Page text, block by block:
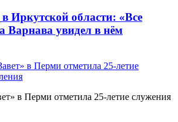
Иркутской области: «Все
Варнава увидел в нём
в Перми отметила 25-летие служения